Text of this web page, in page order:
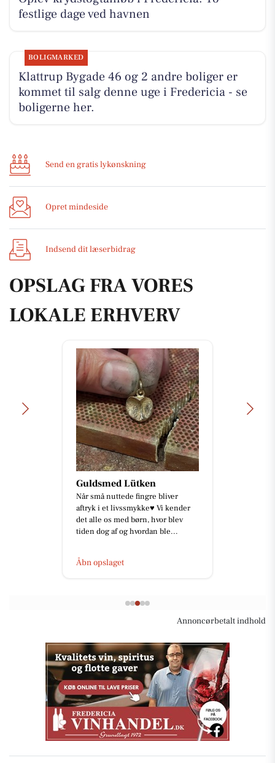
festlige dage ved havnen
BOLIGMARKED
Klattrup Bygade 46 og 2 andre boliger er
kommet til salg denne uge i Fredericia - se
boligerne her.
Send en gratis lykønskning
Opret mindeside
Indsend dit læserbidrag
OPSLAG FRA VORES
LOKALE ERHVERV
Guldsmed Lütken
Når små nuttede fingre bliver
aftryk i et livssmykke♥️ Vi kender
det alle os med børn, hvor blev
tiden dog af og hvordan ble...
Åbn opslaget
Annoncørbetalt indhold